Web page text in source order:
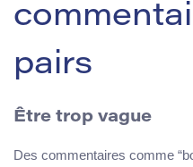
pairs
Être trop vague
Des commentaires comme